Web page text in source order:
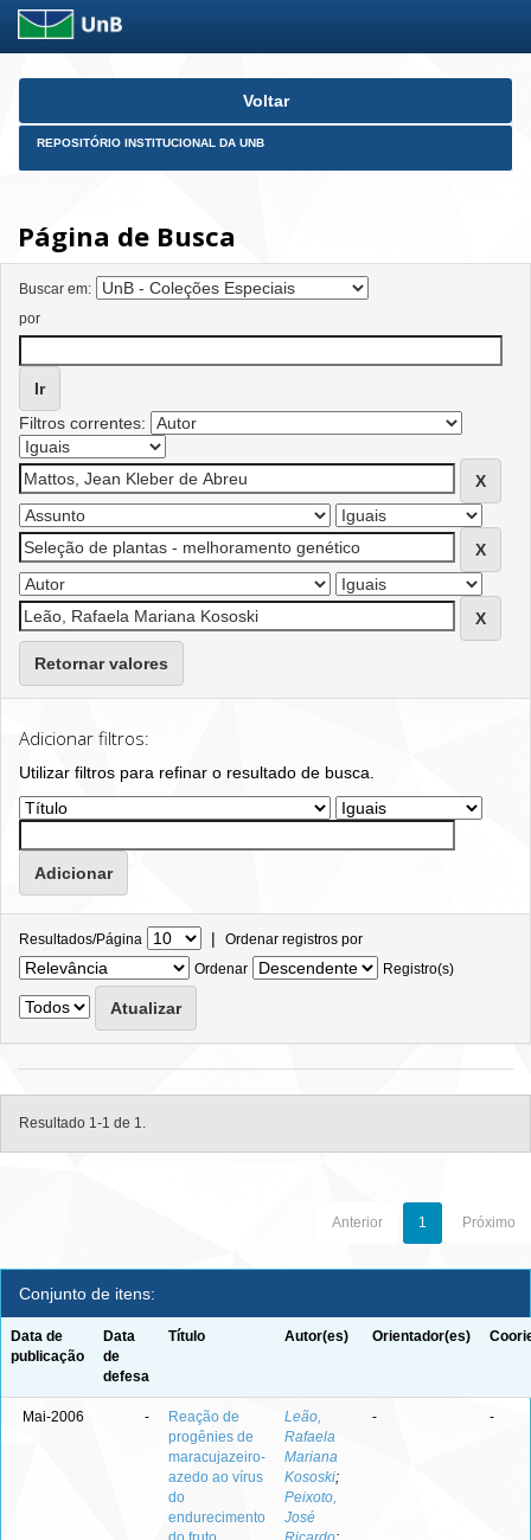
Skip
Voltar
REPOSITÓRIO INSTITUCIONAL DA UNB
Página de Busca
Buscar em:
por
Filtros correntes:
Retornar valores
Adicionar filtros:
Utilizar filtros para refinar o resultado de busca.
Resultados/Página | Ordenar registros por
Ordenar
Registro(s)
Resultado 1-1 de 1.
Anterior 1 Próximo
Conjunto de itens:
Data de
publicação
Data
de
defesa
Título Autor(es) Orientador(es)
Mai-2006 -
Reação de
progênies de
maracujazeiro-
azedo ao vírus
do
endurecimento
Leão,
Rafaela
Mariana
Kososki;
Peixoto,
José
- -